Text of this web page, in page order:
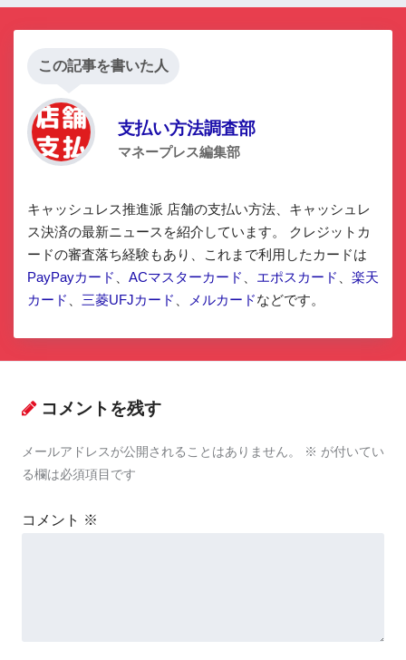
この記事を書いた人
支払い方法調査部
マネープレス編集部
キャッシュレス推進派 店舗の支払い方法、キャッシュレ
ス決済の最新ニュースを紹介しています。 クレジットカ
ードの審査落ち経験もあり、これまで利用したカードは
PayPayカード
ACマスターカード エポスカード
楽天
カード
三菱UFJカード メルカードなどです。
コメントを残す
メールアドレスが公開されることはありません。 ※ が付いてい
る欄は必須項目です
コメント ※